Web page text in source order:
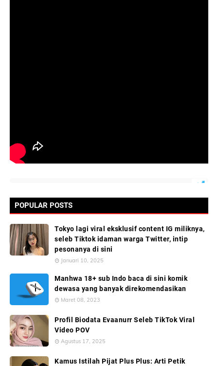
POPULAR POSTS
Tokyo lagi viral eksklusif content IG miliknya,
seleb Tiktok idaman warga Twitter, intip
pesonanya di sini
Januari 10, 2025
Manhwa 18+ sub Indo baca di sini komik
dewasa yang banyak direkomendasikan
Maret 08, 2023
Profil Biodata Evaanurr Seleb TikTok Viral
Video POV
Agustus 17, 2025
Kamus Istilah Pijat Plus Plus: Arti Petik